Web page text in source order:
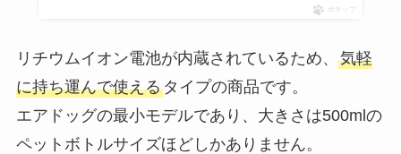
タチオン錠が販売中止の理由は？
出荷調整？代替品や市販でどこで
売ってるか調査！
ポチップ
リチウムイオン電池が内蔵されているため、 気軽
に持ち運んで使えるタイプの商品です。
エアドッグの最小モデルであり、大きさは500mlの
ペットボトルサイズほどしかありません。